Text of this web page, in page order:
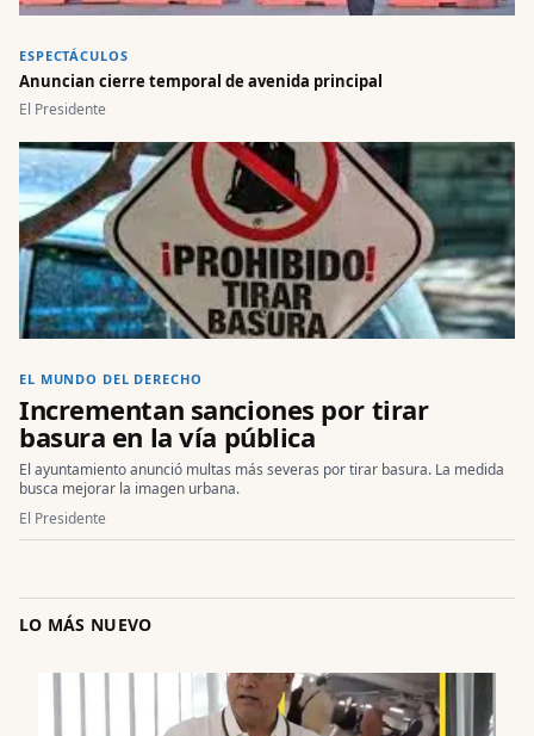
ESPECTÁCULOS
Anuncian cierre temporal de avenida principal
El Presidente
EL MUNDO DEL DERECHO
Incrementan sanciones por tirar
basura en la vía pública
El ayuntamiento anunció multas más severas por tirar basura. La medida
busca mejorar la imagen urbana.
El Presidente
LO MÁS NUEVO